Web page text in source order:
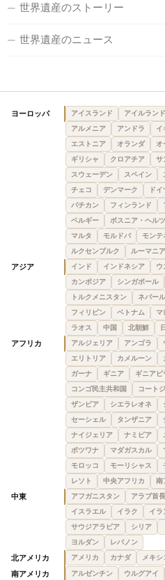
世界遺産のストーリー
世界遺産のニュース
ヨーロッパ アイスランド アイルランド
アルメニア
アンドラ イ
エストニア
オランダ オ
ギリシャ
クロアチア サ
スウェーデン
スペイン
チェコ
デンマーク ドイ
バチカン
フィンランド
ベルギー
ボスニア・ヘル
マルタ
モルドバ モンテ
ルクセンブルク
ルーマニア
アジア インド インドネシア ウ
カンボジア
シンガポール
トルクメニスタン
ネパール
フィリピン
ベトナム マ
ラオス
中国 北朝鮮
アフリカ アルジェリア アンゴラ
エリトリア
カメルーン
ガーナ
ギニア ギニアビ
コンゴ民主共和国
コート
ザンビア
シエラレオネ
セーシェル
タンザニア
ナイジェリア
ナミビア
ボツワナ
マダガスカル
モロッコ
モーリシャス
レソト
中央アフリカ 南
中東 アフガニスタン アラブ首
イスラエル
イラク イラ
サウジアラビア
シリア
ヨルダン
レバノン
北アメリカ アメリカ カナダ メキシ
南アメリカ アルゼンチン ウルグアイ